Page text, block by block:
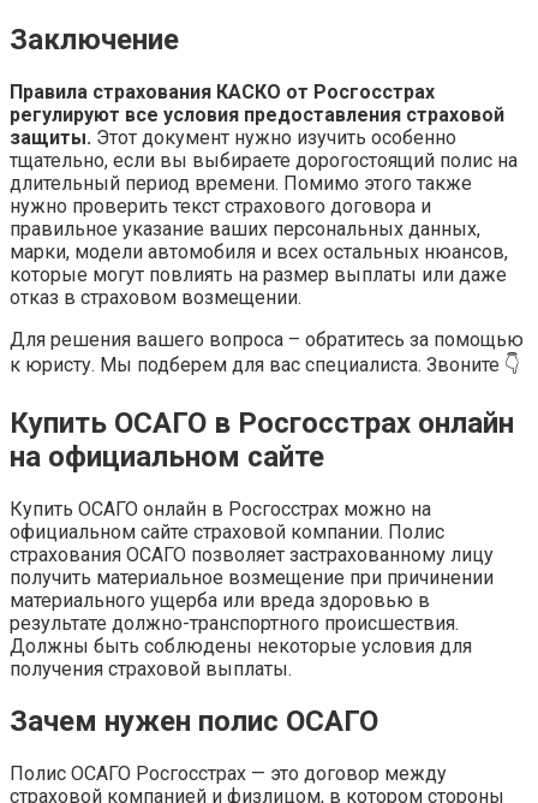
Заключение
Правила страхования КАСКО от Росгосстрах
регулируют все условия предоставления страховой
защиты. Этот документ нужно изучить особенно
тщательно, если вы выбираете дорогостоящий полис на
длительный период времени. Помимо этого также
нужно проверить текст страхового договора и
правильное указание ваших персональных данных,
марки, модели автомобиля и всех остальных нюансов,
которые могут повлиять на размер выплаты или даже
отказ в страховом возмещении.
Для решения вашего вопроса – обратитесь за помощью
к юристу. Мы подберем для вас специалиста. Звоните 👇
Купить ОСАГО в Росгосстрах онлайн
на официальном сайте
Купить ОСАГО онлайн в Росгосстрах можно на
официальном сайте страховой компании. Полис
страхования ОСАГО позволяет застрахованному лицу
получить материальное возмещение при причинении
материального ущерба или вреда здоровью в
результате должно-транспортного происшествия.
Должны быть соблюдены некоторые условия для
получения страховой выплаты.
Зачем нужен полис ОСАГО
Полис ОСАГО Росгосстрах — это договор между
страховой компанией и физлицом, в котором стороны